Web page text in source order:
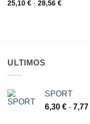
25,10 € - 28,56 €Rango
ULTIMOS
SPORT
6,30 € - 7,77